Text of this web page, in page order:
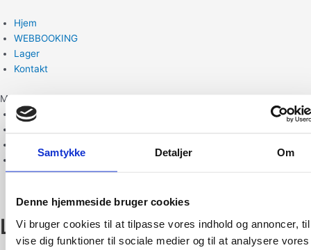
Samtykke Detaljer Om
Denne hjemmeside bruger cookies
Vi bruger cookies til at tilpasse vores indhold og annoncer,
vise dig funktioner til sociale medier og til at analysere vores
til
indholdet
Hjem
WEBBOOKING
Lager
Kontakt
Menu
Hjem
Kontakt
Lise Jørgensen